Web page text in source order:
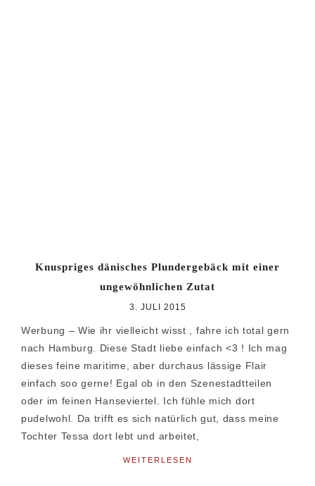
Knuspriges dänisches Plundergebäck mit einer
ungewöhnlichen Zutat
3. JULI 2015
Werbung – Wie ihr vielleicht wisst , fahre ich total gern
nach Hamburg. Diese Stadt liebe einfach <3 ! Ich mag
dieses feine maritime, aber durchaus lässige Flair
einfach soo gerne! Egal ob in den Szenestadtteilen
oder im feinen Hanseviertel. Ich fühle mich dort
pudelwohl. Da trifft es sich natürlich gut, dass meine
Tochter Tessa dort lebt und arbeitet,
WEITERLESEN